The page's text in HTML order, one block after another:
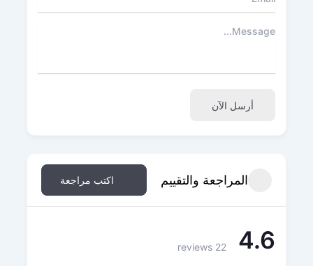
أرسل الآن
المراجعة والتقييم اكتب مراجعة
4.6
22 reviews